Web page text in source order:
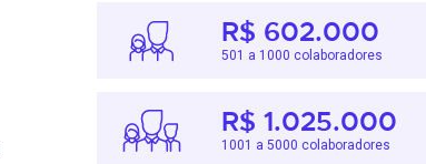
R$ 602.000
501 a 1000 colaboradores
R$ 1.025.000
1001 a 5000 colaboradores